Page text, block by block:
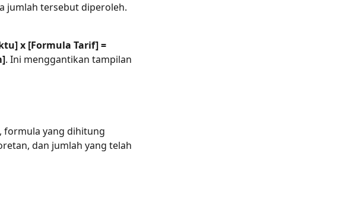
jumlah tersebut diperoleh.
x [Formula Tarif] =
. Ini menggantikan tampilan
, formula yang dihitung
dan jumlah yang telah